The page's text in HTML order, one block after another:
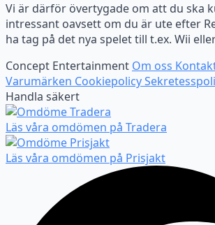
Vi är därför övertygade om att du ska
intressant oavsett om du är ute efter
ha tag på det nya spelet till t.ex. Wii
Concept Entertainment Om oss
Varumärken Cookiepolicy
Handla säkert
Läs våra omdömen på Tradera
Läs våra omdömen på Prisjakt